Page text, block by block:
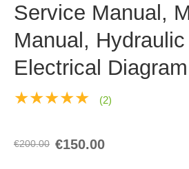
Service Manual,
Manual,
Electrical
★★★★★ (2)
€200.00 €150.00